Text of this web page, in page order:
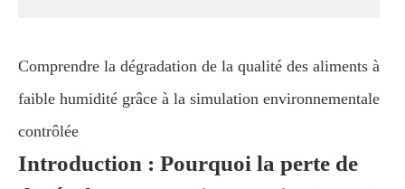
Comprendre la dégradation de la qualité des aliments à
faible humidité grâce à la simulation environnementale
contrôlée
Introduction : Pourquoi la perte de